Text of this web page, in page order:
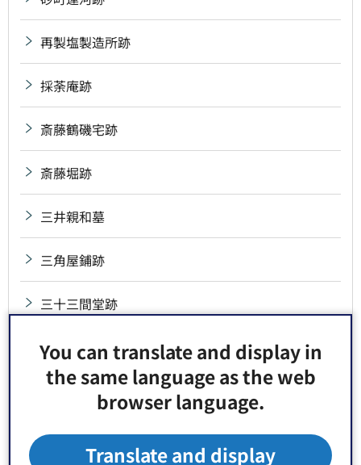
You can translate and display in
the same language as the web
browser language.
Translate and display
再製塩製造所跡
採荼庵跡
斎藤鶴磯宅跡
斎藤堀跡
三井親和墓
三角屋鋪跡
三十三間堂跡
三代・四代・五代山響墓
三代・四代・六代若松墓
三沢局墓